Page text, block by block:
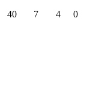
40 7 4 0